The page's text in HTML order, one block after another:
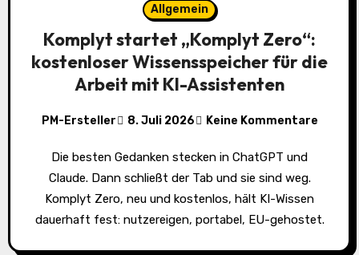
Allgemein
Komplyt startet „Komplyt Zero“:
kostenloser Wissensspeicher für die
Arbeit mit KI-Assistenten
PM-Ersteller 8. Juli 2026 Keine Kommentare
Die besten Gedanken stecken in ChatGPT und
Claude. Dann schließt der Tab und sie sind weg.
Komplyt Zero, neu und kostenlos, hält KI-Wissen
dauerhaft fest: nutzereigen, portabel, EU-gehostet.